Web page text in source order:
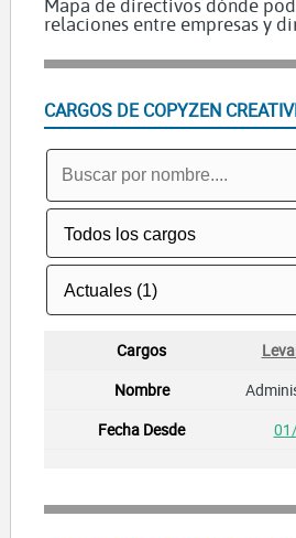
relaciones entre empresas y
CARGOS DE COPYZEN